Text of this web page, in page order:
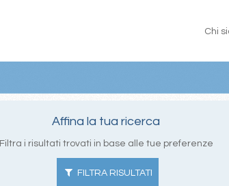
Chi
Affina la tua ricerca
Filtra i risultati trovati in base alle tue preferenze
FILTRA RISULTATI